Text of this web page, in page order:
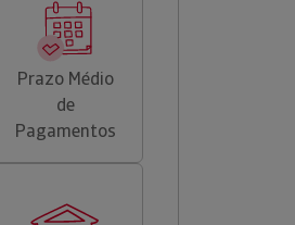
Prazo Médio
de
Pagamentos